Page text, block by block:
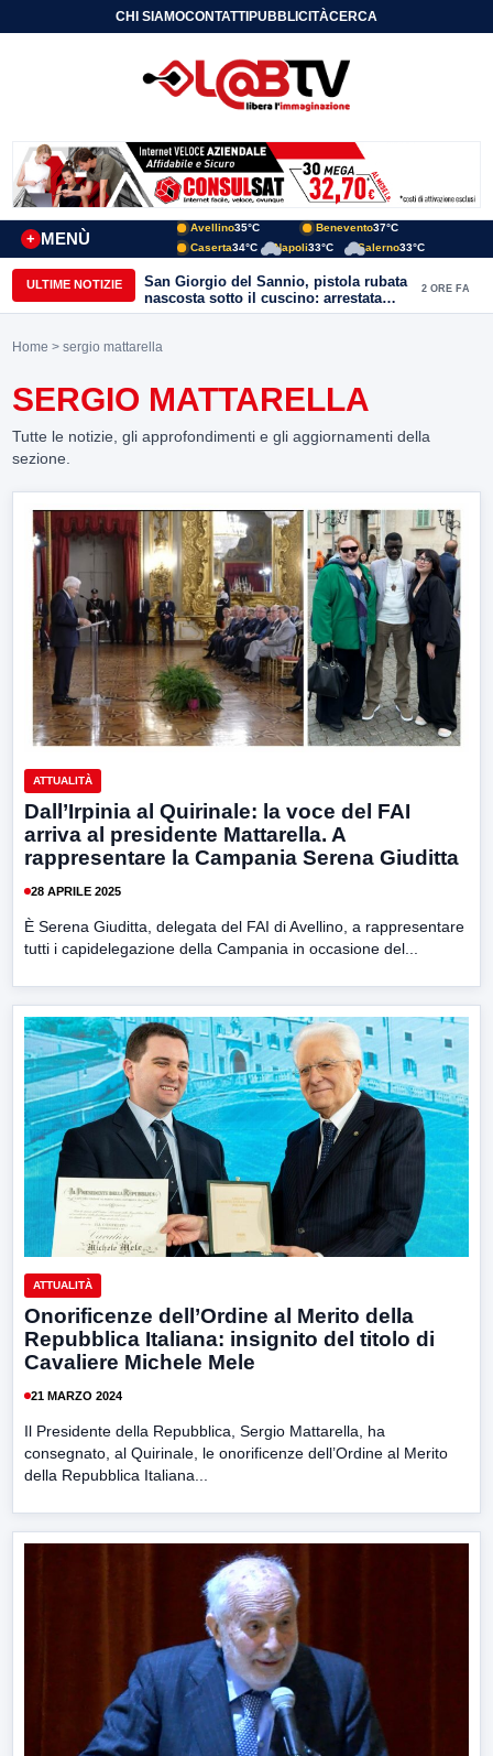
CHI SIAMOCONTATTIPUBBLICITÀCERCA
MENÙ
+
Avellino35°C Benevento37°C
Caserta34°C Napoli33°C Salerno33°C
ULTIME NOTIZIE
San Giorgio del Sannio, pistola rubata
nascosta sotto il cuscino: arrestata
51enne
2 ORE FA
Home > sergio mattarella
SERGIO MATTARELLA
Tutte le notizie, gli approfondimenti e gli aggiornamenti della
sezione.
ATTUALITÀ
Dall’Irpinia al Quirinale: la voce del FAI
arriva al presidente Mattarella. A
rappresentare la Campania Serena Giuditta
28 APRILE 2025
È Serena Giuditta, delegata del FAI di Avellino, a rappresentare
tutti i capidelegazione della Campania in occasione del...
ATTUALITÀ
Onorificenze dell’Ordine al Merito della
Repubblica Italiana: insignito del titolo di
Cavaliere Michele Mele
21 MARZO 2024
Il Presidente della Repubblica, Sergio Mattarella, ha
consegnato, al Quirinale, le onorificenze dell’Ordine al Merito
della Repubblica Italiana...